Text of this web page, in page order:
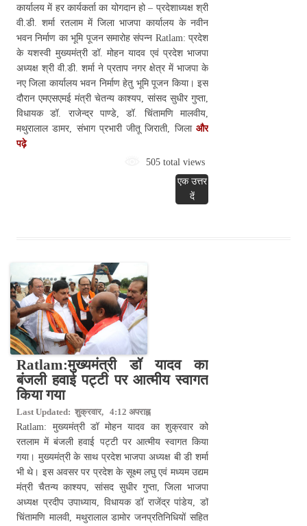
कार्यालय में हर कार्यकर्ता का योगदान हो – प्रदेशाध्यक्ष श्री
वी.डी. शर्मा रतलाम में जिला भाजपा कार्यालय के नवीन
भवन निर्माण का भूमि पूजन समारोह संपन्न Ratlam: प्रदेश
के यशस्वी मुख्यमंत्री डॉ. मोहन यादव एवं प्रदेश भाजपा
अध्यक्ष श्री वी.डी. शर्मा ने प्रताप नगर क्षेत्र में भाजपा के
नए जिला कार्यालय भवन निर्माण हेतु भूमि पूजन किया। इस
दौरान एमएसएमई मंत्री चेतन्य काश्यप, सांसद सुधीर गुप्ता,
विधायक डॉ. राजेन्द्र पाण्डे, डॉ. चिंतामणि मालवीय,
मथुरालाल डामर, संभाग प्रभारी जीतू जिराती, जिला और
पढ़े
505 total views
एक उत्तर
दें
Ratlam:मुख्यमंत्री डॉ यादव का
बंजली हवाई पट्टी पर आत्मीय स्वागत
किया गया
Last Updated: शुक्रवार, 4:12 अपराह्न
Ratlam: मुख्यमंत्री डॉ मोहन यादव का शुक्रवार को
रतलाम में बंजली हवाई पट्टी पर आत्मीय स्वागत किया
गया। मुख्यमंत्री के साथ प्रदेश भाजपा अध्यक्ष बी डी शर्मा
भी थे। इस अवसर पर प्रदेश के सूक्ष्म लघु एवं मध्यम उद्यम
मंत्री चैतन्य काश्यप, सांसद सुधीर गुप्ता, जिला भाजपा
अध्यक्ष प्रदीप उपाध्याय, विधायक डॉ राजेंद्र पांडेय, डॉ
चिंतामणि मालवी, मथुरालाल डामोर जनप्रतिनिधियों सहित